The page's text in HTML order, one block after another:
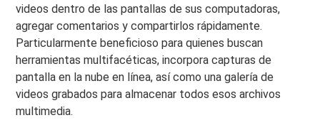
videos dentro de las pantallas de sus computadoras,
agregar comentarios y compartirlos rápidamente.
Particularmente beneficioso para quienes buscan
herramientas multifacéticas, incorpora capturas de
pantalla en la nube en línea, así como una galería de
videos grabados para almacenar todos esos archivos
multimedia.